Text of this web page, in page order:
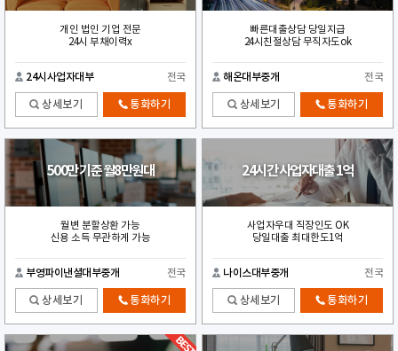
개인 법인 기업 전문
24시 부채이력x
24시사업자대부 전국
상세보기 통화하기
빠른대출상담 당일지급
24시친절상담 무직자도ok
해온대부중개 전국
상세보기 통화하기
500만 기준 월8만원대
월변 분할상환 가능
신용 소득 무관하게 가능
부영파이낸셜대부중개 전국
상세보기 통화하기
24시간 사업자대출 1억
사업자우대 직장인도 OK
당일대출 최대한도1억
나이스대부중개 전국
상세보기 통화하기